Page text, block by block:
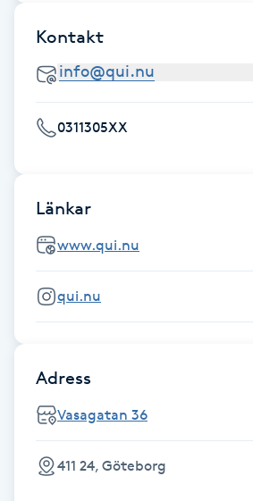
Melasma
Mixfransar
Nagelförlängning gelé
Nagelförlängning glasfiber
Nagelförlängning silke
Kontakt
0311305XX
Länkar
www.qui.nu
qui.nu
Adress
Vasagatan 36
411 24, Göteborg